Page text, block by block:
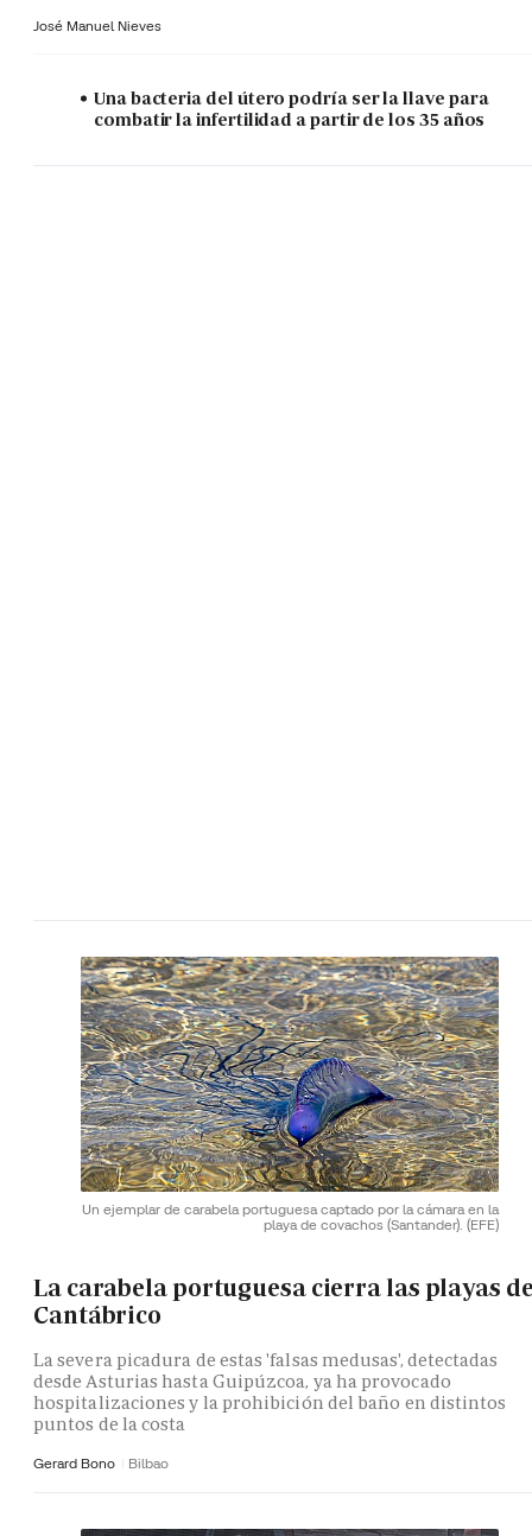
José Manuel Nieves
Una bacteria del útero podría ser la llave para
combatir la infertilidad a partir de los 35 años
Un ejemplar de carabela portuguesa captado por la cámara en la
playa de covachos (Santander). (EFE)
La carabela portuguesa cierra las playas
Cantábrico
La severa picadura de estas 'falsas medusas', detectadas
desde Asturias hasta Guipúzcoa, ya ha provocado
hospitalizaciones y la prohibición del baño en distintos
puntos de la costa
Gerard Bono Bilbao